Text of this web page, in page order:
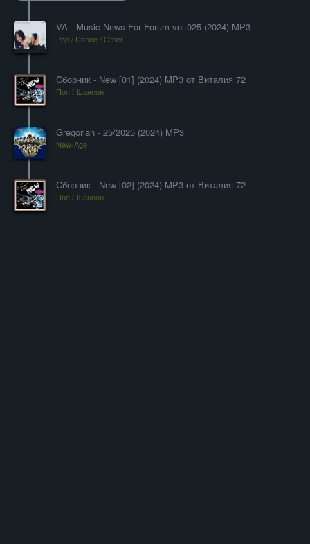
VA - Music News For Forum vol.025 (2024) MP3
Pop / Dance / Other
Cборник - New [01] (2024) MP3 от Виталия 72
Поп / Шансон
Gregorian - 25/2025 (2024) MP3
New-Age
Cборник - New [02] (2024) MP3 от Виталия 72
Поп / Шансон